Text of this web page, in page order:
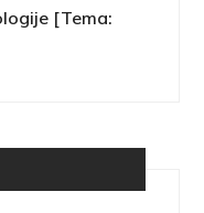
[Tema: